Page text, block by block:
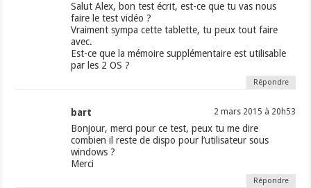
Salut Alex, bon test écrit, est-ce que tu vas nous
faire le test vidéo ?
Vraiment sympa cette tablette, tu peux tout faire
avec.
Est-ce que la mémoire supplémentaire est utilisable
par les 2 OS ?
Répondre
bart 2 mars 2015 à 20h53
Bonjour, merci pour ce test, peux tu me dire
combien il reste de dispo pour l’utilisateur sous
windows ?
Merci
Répondre